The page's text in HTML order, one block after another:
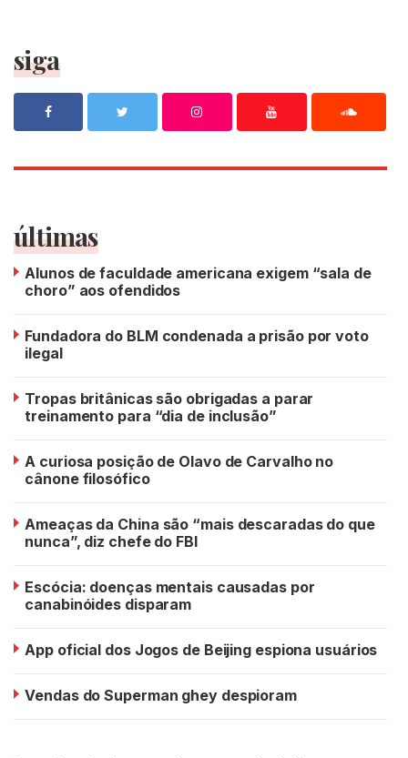
siga
últimas
Alunos de faculdade americana exigem “sala de
choro” aos ofendidos
Fundadora do BLM condenada a prisão por voto
ilegal
Tropas britânicas são obrigadas a parar
treinamento para “dia de inclusão”
A curiosa posição de Olavo de Carvalho no
cânone filosófico
Ameaças da China são “mais descaradas do que
nunca”, diz chefe do FBI
Escócia: doenças mentais causadas por
canabinóides disparam
App oficial dos Jogos de Beijing espiona usuários
Vendas do Superman ghey despioram